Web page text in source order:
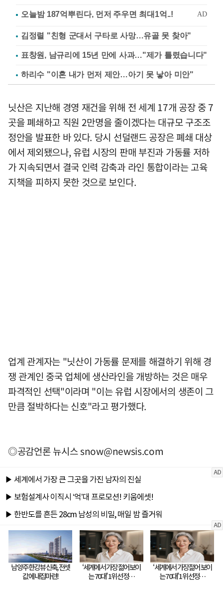
김정렬 "친형 군대서 구타로 사망…유골 못 찾아"
표창원, 남규리에 15년 만에 사과…"제가 틀렸습니다"
하리수 "이혼 내가 먼저 제안…아기 못 낳아 미안"
닛산은 지난해 경영 재건을 위해 전 세계 17개 공장 중 7
곳을 폐쇄하고 직원 2만명을 줄이겠다는 대규모 구조조
정안을 발표한 바 있다. 당시 선덜랜드 공장은 폐쇄 대상
에서 제외됐으나, 유럽 시장의 판매 부진과 가동률 저하
가 지속되면서 결국 인력 감축과 라인 통합이라는 고육
지책을 피하지 못한 것으로 보인다.
업계 관계자는 "닛산이 가동률 문제를 해결하기 위해 경
쟁 관계인 중국 업체에 생산라인을 개방하는 것은 매우
파격적인 선택"이라며 "이는 유럽 시장에서의 생존이 그
만큼 절박하다는 신호"라고 평가했다.
◎공감언론 뉴시스snow@newsis.com